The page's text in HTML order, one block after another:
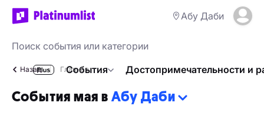
Абу Даби
События Достопримечательности и
Назад Главная
События мая в Абу Даби